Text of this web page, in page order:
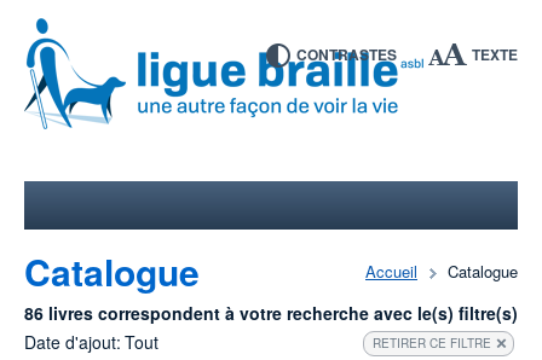
CONTRASTES TEXTE
Accueil Catalogue
Catalogue
86 livres correspondent à votre recherche avec le(s) filtre(s)
Date d'ajout: Tout RETIRER CE FILTRE